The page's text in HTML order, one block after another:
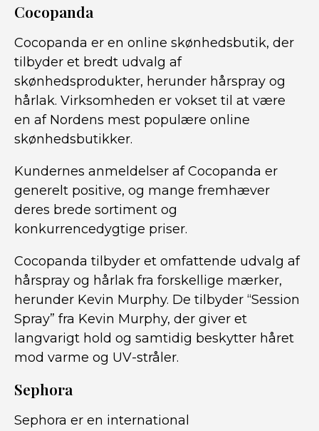
Cocopanda
Cocopanda er en online skønhedsbutik, der
tilbyder et bredt udvalg af
skønhedsprodukter, herunder hårspray og
hårlak. Virksomheden er vokset til at være
en af Nordens mest populære online
skønhedsbutikker.
Kundernes anmeldelser af Cocopanda er
generelt positive, og mange fremhæver
deres brede sortiment og
konkurrencedygtige priser.
Cocopanda tilbyder et omfattende udvalg af
hårspray og hårlak fra forskellige mærker,
herunder Kevin Murphy. De tilbyder “Session
Spray” fra Kevin Murphy, der giver et
langvarigt hold og samtidig beskytter håret
mod varme og UV-stråler.
Sephora
Sephora er en international